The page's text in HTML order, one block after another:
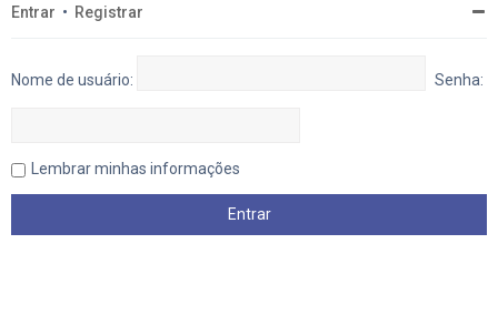
Entrar • Registrar
Nome de usuário: Senha:
Lembrar minhas informações